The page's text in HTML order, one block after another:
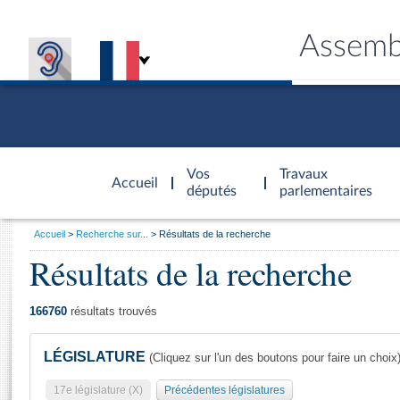
Accueil
d'accueil
Vos
députés
Travaux
parlementaires
Général
Vous
Accueil Recherche sur... Résultats de la recherche
Résultats de la recherche
166760 résultats trouvés
LÉGISLATURE (Cliquez sur l'un des boutons pour faire un choix)
17e législature (X) Précédentes législatures